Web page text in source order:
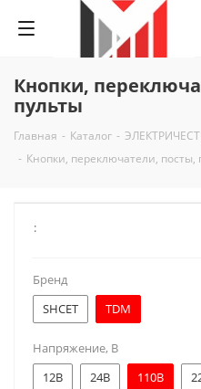
Кнопки,
пульты
Главная - Каталог -
- Кнопки, переключатели, посты,
:
Бренд
SHCET
TDM
Напряжение, В
12В
24В 110В